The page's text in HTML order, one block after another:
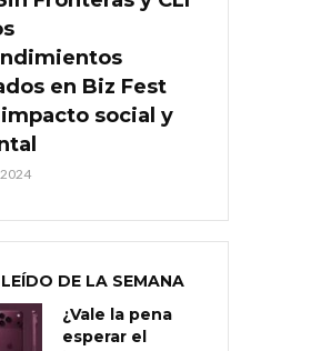
en Biz Fest
social y
DE LA SEMANA
¿Vale la pena
esperar el